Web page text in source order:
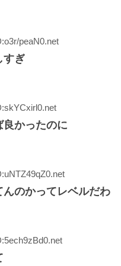
peaN0.net
すぎ
かったのに
のかってレベルだわ